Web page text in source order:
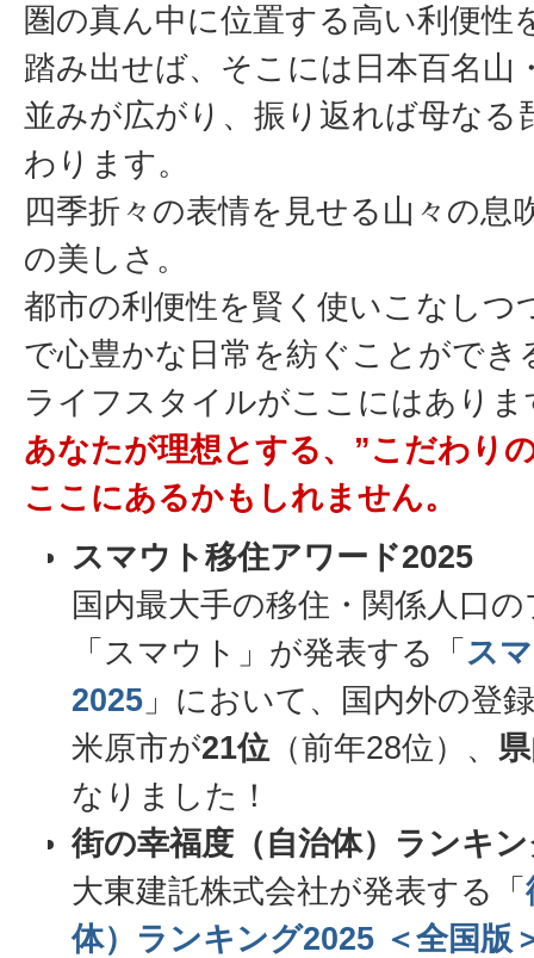
圏の真ん中に位置する高い利便性
踏み出せば、そこには日本百名山
並みが広がり、振り返れば母なる
わります。
四季折々の表情を見せる山々の息
の美しさ。
都市の利便性を賢く使いこなしつ
で心豊かな日常を紡ぐことがで
ライフスタイルがここにはありま
あなたが理想とする、”こだわり
ここにあるかもしれません。
スマウト移住アワード2025
国内最大手の移住・関係人口
「スマウト」が発表する「 ス
2025 」において、国内外の登
米原市が21位 （前年28位）、
なりました！
街の幸福度（自治体）ランキ
大東建託株式会社が発表する「
体）ランキング2025 ＜全国版